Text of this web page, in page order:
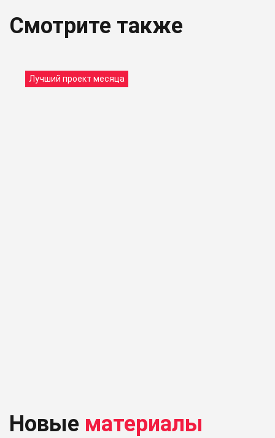
Смотрите также
Лучший проект месяца
Новые материалы